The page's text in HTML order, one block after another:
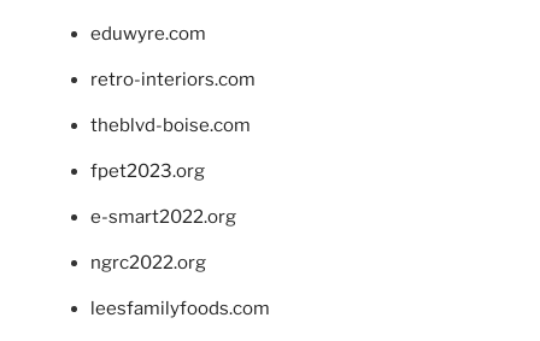
eduwyre.com
retro-interiors.com
theblvd-boise.com
fpet2023.org
e-smart2022.org
ngrc2022.org
leesfamilyfoods.com